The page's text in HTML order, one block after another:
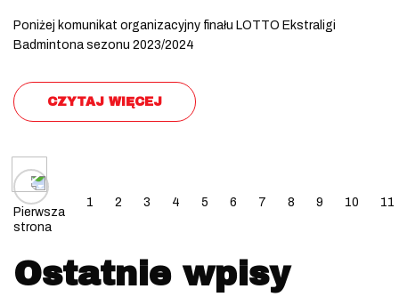
Poniżej komunikat organizacyjny finału LOTTO Ekstraligi
Badmintona sezonu 2023/2024
CZYTAJ WIĘCEJ
Posts navigation
Pierwsza
strona
1 2 3 4 5 6 7 8 9 10 11
Ostatnie wpisy